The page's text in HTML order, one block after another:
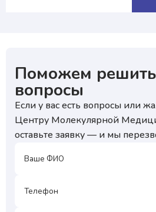
Поможем
вопросы
Если у вас есть вопросы или
Центру Молекулярной
оставьте заявку — и мы